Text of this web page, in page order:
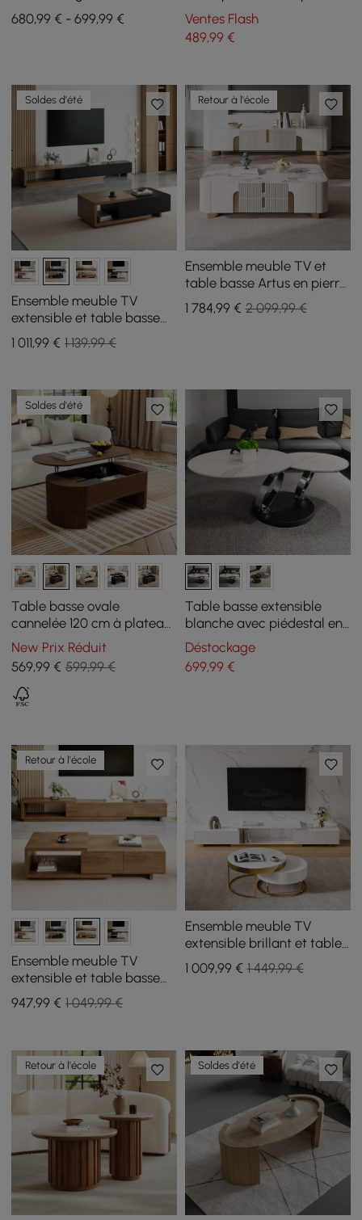
basse emboîtable Fero
680,99 € - 699,99 €
en travertin
Ventes Flash
489,99€
Soldes d'été
Ensemble meuble TV
extensible et table basse
Quoint
1 011,99 € 1 139,99 €
Retour à l'école
Ensemble meuble TV et
table basse Artus en pierre
frittée
1 784,99€ 2 099,99 €
Soldes d'été
Table basse ovale
cannelée 120 cm à plateau
relevable, finition noyer
New Prix Réduit
569,99 € 599,99 €
Table basse extensible
blanche avec piédestal en
métal en forme d'anneau
Déstockage
699,99€
Retour à l'école
Ensemble meuble TV
extensible et table basse
Quoint
947,99 € 1 049,99 €
Ensemble meuble TV
extensible brillant et table
basse gigogne
1 009,99€ 1 449,99 €
Retour à l'école Soldes d'été